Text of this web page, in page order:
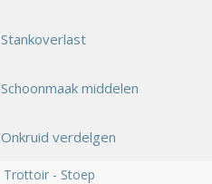
Stankoverlast
Schoonmaak middelen
Onkruid verdelgen
Trottoir - Stoep